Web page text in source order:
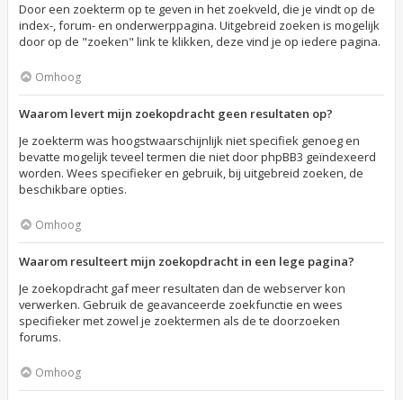
Door een zoekterm op te geven in het zoekveld, die je vindt op de
index-, forum- en onderwerppagina. Uitgebreid zoeken is mogelijk
door op de "zoeken" link te klikken, deze vind je op iedere pagina.
Omhoog
Waarom levert mijn zoekopdracht geen resultaten op?
Je zoekterm was hoogstwaarschijnlijk niet specifiek genoeg en
bevatte mogelijk teveel termen die niet door phpBB3 geïndexeerd
worden. Wees specifieker en gebruik, bij uitgebreid zoeken, de
beschikbare opties.
Omhoog
Waarom resulteert mijn zoekopdracht in een lege pagina?
Je zoekopdracht gaf meer resultaten dan de webserver kon
verwerken. Gebruik de geavanceerde zoekfunctie en wees
specifieker met zowel je zoektermen als de te doorzoeken
forums.
Omhoog